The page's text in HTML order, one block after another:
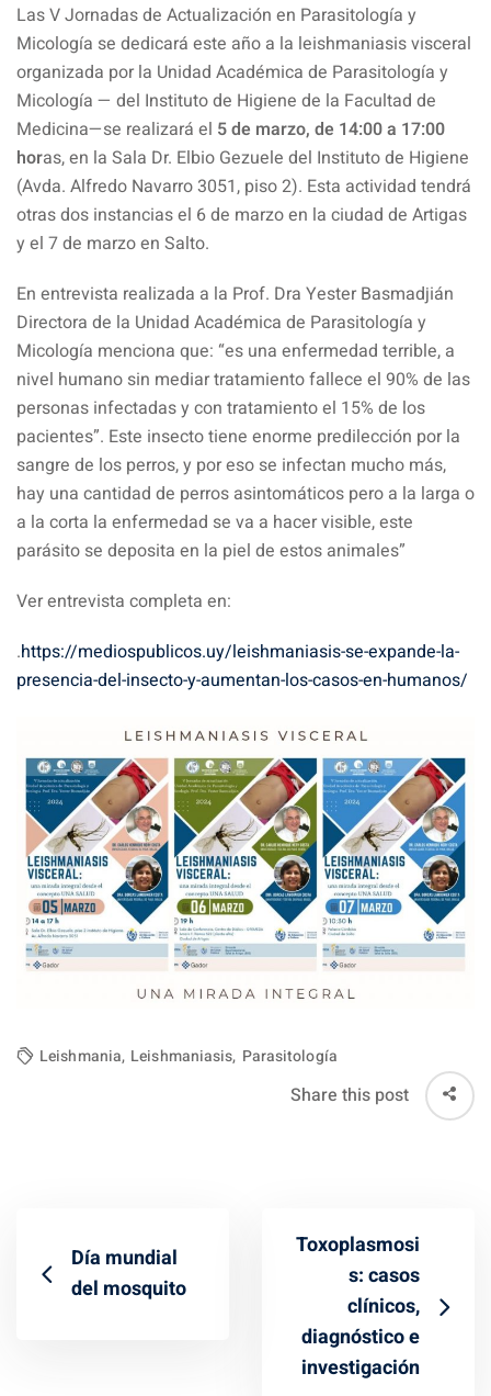
Las V Jornadas de Actualización en Parasitología y
Micología se dedicará este año a la leishmaniasis visceral
organizada por la Unidad Académica de Parasitología y
Micología — del Instituto de Higiene de la Facultad de
Medicina—se realizará el 5 de marzo, de 14:00 a 17:00
horas, en la Sala Dr. Elbio Gezuele del Instituto de Higiene
(Avda. Alfredo Navarro 3051, piso 2). Esta actividad tendrá
otras dos instancias el 6 de marzo en la ciudad de Artigas
y el 7 de marzo en Salto.
En entrevista realizada a la Prof. Dra Yester Basmadjián
Directora de la Unidad Académica de Parasitología y
Micología menciona que: “es una enfermedad terrible, a
nivel humano sin mediar tratamiento fallece el 90% de las
personas infectadas y con tratamiento el 15% de los
pacientes”. Este insecto tiene enorme predilección por la
sangre de los perros, y por eso se infectan mucho más,
hay una cantidad de perros asintomáticos pero a la larga o
a la corta la enfermedad se va a hacer visible, este
parásito se deposita en la piel de estos animales”
Ver entrevista completa en:
.https://mediospublicos.uy/leishmaniasis-se-expande-la-
presencia-del-insecto-y-aumentan-los-casos-en-humanos/
Leishmania, Leishmaniasis, Parasitología
Share this post
Día mundial
del mosquito
Toxoplasmosi
s: casos
clínicos,
diagnóstico e
investigación